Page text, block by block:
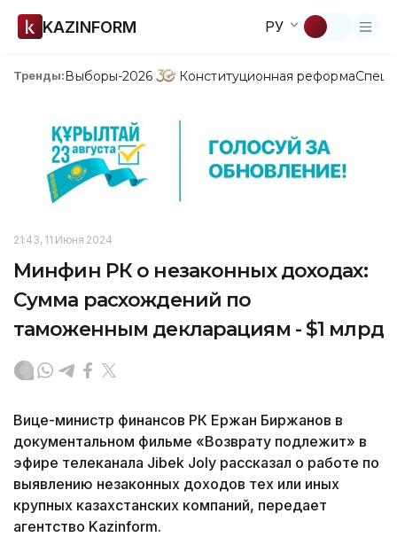
KAZINFORM РУ
Тренды:Выборы-2026 Конституционная реформа
21:43, 11 Июня 2024
Минфин РК о незаконных доходах:
Сумма расхождений по
таможенным декларациям - $1 млрд
Вице-министр финансов РК Ержан Биржанов в
документальном фильме «Возврату подлежит» в
эфире телеканала Jibek Joly рассказал о работе по
выявлению незаконных доходов тех или иных
крупных казахстанских компаний, передает
агентство Kazinform.